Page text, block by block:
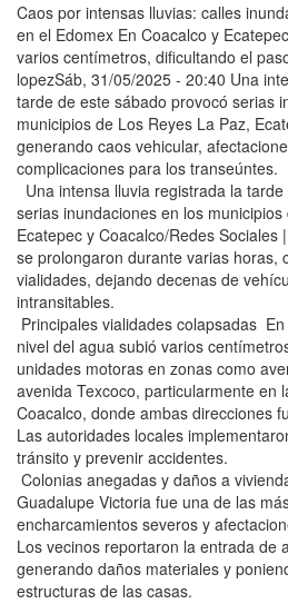
Caos por intensas lluvias: calles
en el Edomex En Coacalco y
varios centímetros, dificultando el
lopezSáb, 31/05/2025 - 20:40 Una
tarde de este sábado provocó serias
municipios de Los Reyes La Paz,
generando caos vehicular,
complicaciones para los transeúntes.
Una intensa lluvia registrada la
serias inundaciones en los
Ecatepec y Coacalco/Redes Sociales
se prolongaron durante varias horas,
vialidades, dejando decenas de
intransitables.
Principales vialidades colapsadas
nivel del agua subió varios
unidades motoras en zonas como
avenida Texcoco, particularmente en
Coacalco, donde ambas direcciones
Las autoridades locales
tránsito y prevenir accidentes.
Colonias anegadas y daños a
Guadalupe Victoria fue una de las
encharcamientos severos y
Los vecinos reportaron la entrada de
generando daños materiales y
estructuras de las casas.